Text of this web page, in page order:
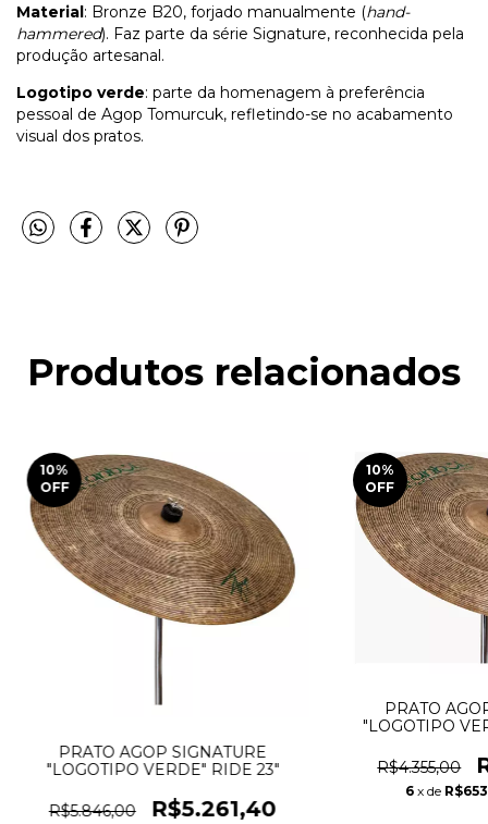
Material: Bronze B20, forjado manualmente (hand-
hammered). Faz parte da série Signature, reconhecida pela
produção artesanal.
Logotipo verde: parte da homenagem à preferência
pessoal de Agop Tomurcuk, refletindo-se no acabamento
visual dos pratos.
Produtos relacionados
10%
OFF
PRATO AGOP SIGNATURE
"LOGOTIPO VERDE" RIDE 23"
R$5.846,00 R$5.261,40
10%
OFF
PRATO
"LOGOTIPO
R$4.355,00
6 x de